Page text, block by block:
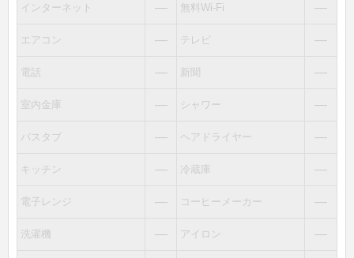
インターネット ― 無料Wi-Fi ―
エアコン ― テレビ ―
電話 ― 新聞 ―
室内金庫 ― シャワー ―
バスタブ ― ヘアドライヤー ―
キッチン ― 冷蔵庫 ―
電子レンジ ― コーヒーメーカー ―
洗濯機 ― アイロン ―